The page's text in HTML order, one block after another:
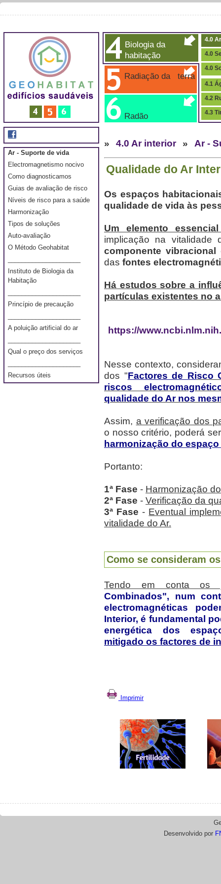
Biologia da
habitação
Radiação da terra
Radão
4.0
4.0
4.0
4.1
4.2
4.3
Ar - Suporte de vida
Electromagnetismo nocivo
Como diagnosticamos
Guias de avaliação de risco
Níveis de risco para a saúde
Harmonização
Tipos de soluções
Auto-avaliação
O Método Geohabitat
Instituto de Biologia da
Habitação
Princípio de precaução
A poluição artificial do ar
Qual o preço dos serviços
Recursos úteis
» 4.0 Ar interior » Ar -
Qualidade do Ar
Os espaços
qualidade de vida às
Um elemento
implicação na
componente vibracional
das fontes
Há estudos sobre a
partículas existentes no
https://
Nesse contexto,
dos "Factores de Risco
riscos
qualidade do Ar nos
Assim, a verificação dos
o nosso critério, poderá
harmonização do
Portanto:
1ª Fase - Harmonização
2ª Fase - Verificação da
3ª Fase- Eventual
vitalidade do Ar.
Como se consideram
Tendo em conta os
Combinados", num
electromagnéticas
Interior, é fundamental
energética dos
mitigado os factores de
Imprimir
Desenvolvido por